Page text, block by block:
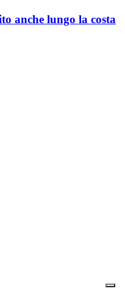
anche lungo la costa